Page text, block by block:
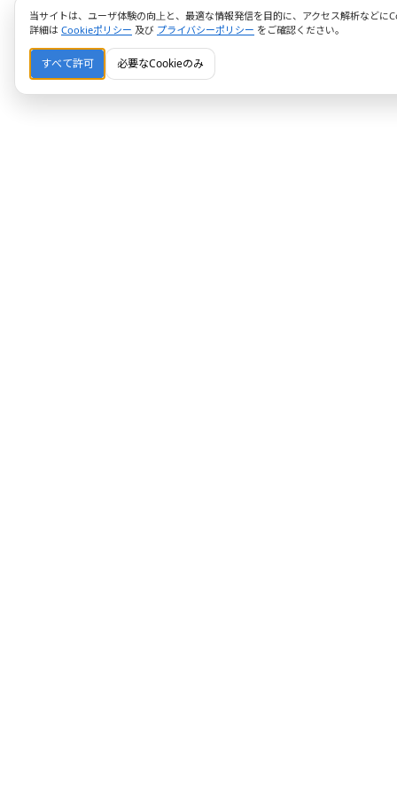
当サイトは、ユーザ体験の向上と、最適な情報発信を目的に、アクセス解析などに
詳細は Cookieポリシー 及び プライバシーポリシー をご確認ください。
すべて許可 必要なCookieのみ